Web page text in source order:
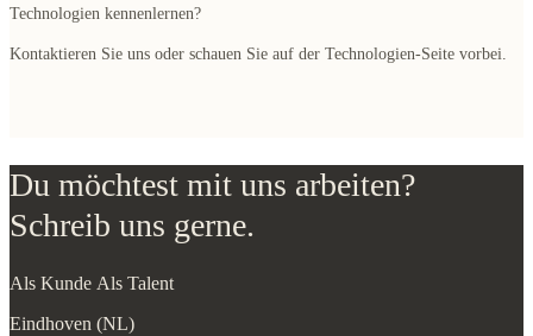
Technologien kennenlernen?
Kontaktieren Sie uns oder schauen Sie auf der Technologien-Seite vorbei.
Du möchtest mit uns arbeiten?
Schreib uns gerne.
Als Kunde Als Talent
Eindhoven (NL)